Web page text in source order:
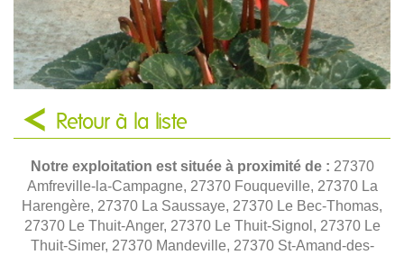
Retour à la liste
Notre exploitation est située à proximité de : 27370
Amfreville-la-Campagne, 27370 Fouqueville, 27370 La
Harengère, 27370 La Saussaye, 27370 Le Bec-Thomas,
27370 Le Thuit-Anger, 27370 Le Thuit-Signol, 27370 Le
Thuit-Simer, 27370 Mandeville, 27370 St-Amand-des-